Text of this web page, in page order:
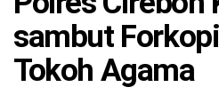
sambut
Tokoh Agama